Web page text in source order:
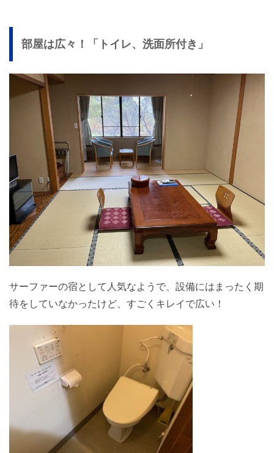
部屋は広々！「トイレ、洗面所付き」
サーファーの宿として人気なようで、設備にはまったく期
待をしていなかったけど、すごくキレイで広い！